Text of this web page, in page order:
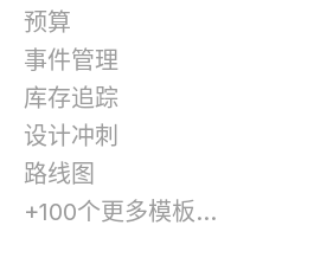
预算
事件管理
库存追踪
设计冲刺
路线图
+100个更多模板...